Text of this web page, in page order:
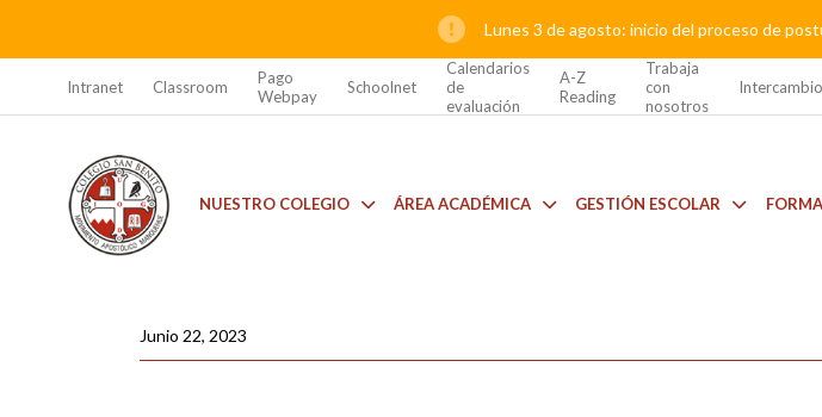
Lunes 3 de agosto: inicio del proceso de
Intranet Classroom
Pago
Webpay
Schoolnet
Calendarios
de
evaluación
A-Z
Reading
Trabaja
con
nosotros
NUESTRO COLEGIO ÁREA ACADÉMICA GESTIÓN ESCOLAR
Junio 22, 2023